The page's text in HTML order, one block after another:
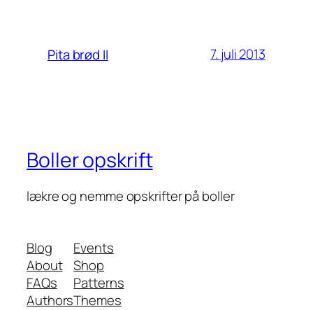
Pita brød II 7. juli 2013
Boller opskrift
lækre og nemme opskrifter på boller
Blog
About
FAQs
Authors
Events
Shop
Patterns
Themes